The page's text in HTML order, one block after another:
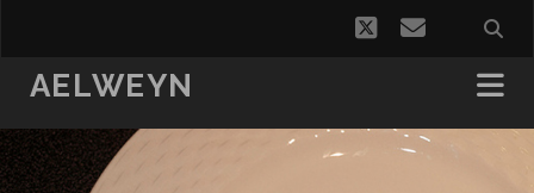
twitteremail
AELWEYN